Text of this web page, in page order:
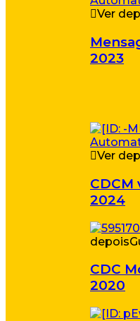
Ver
2023
Ver
CDCM
2024
depois
CDC
2020